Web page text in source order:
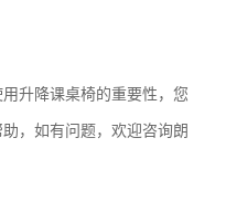
升降课桌椅的重要性，您
，如有问题，欢迎咨询朗